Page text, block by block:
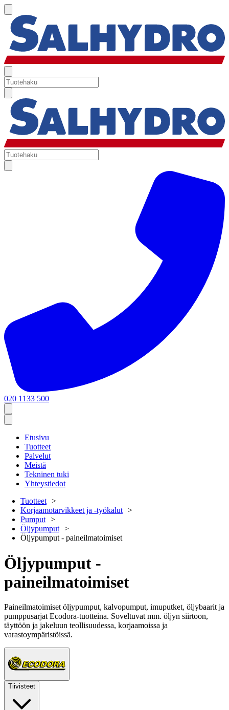
020 1133 500
Etusivu
Tuotteet
Palvelut
Meistä
Tekninen tuki
Yhteystiedot
Tuotteet
Korjaamotarvikkeet ja -työkalut
Pumput
Öljypumput
Öljypumput - paineilmatoimiset
Öljypumput -
paineilmatoimiset
Paineilmatoimiset öljypumput, kalvopumput, imuputket, öljybaarit ja
pumppusarjat Ecodora-tuotteina. Soveltuvat mm. öljyn siirtoon,
täyttöön ja jakeluun teollisuudessa, korjaamoissa ja
varastoympäristöissä.
Tiivisteet